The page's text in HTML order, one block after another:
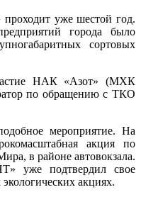
уже шестой год.
города было
сортовых
НАК «Азот» (МХК
по обращению с ТКО
мероприятие. На
акция по
в районе автовокзала.
уже подтвердил свое
акциях.